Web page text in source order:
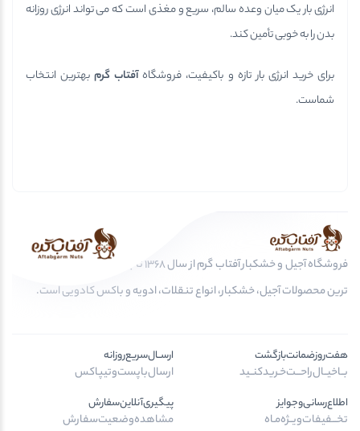
انرژی بار یک میان وعده سالم، سریع و مغذی است که می تواند انرژی روزانه
بدن را به خوبی تأمین کند.
برای خرید انرژی بار تازه و باکیفیت، فروشگاهآفتاب گرمبهترین انتخاب
شماست.
فروشگاه آجیل و خشکبار آفتاب گرم از سال 1368 تا به امروز، عرضه کننده مرغوب
ترین محصولات آجیل، خشکبار، انواع تنقلات، ادویه و باکس کادویی است.
هفت‌روز‌ضمانت‌بازگشت
بــا‌خیــال‌راحـــت‌خـرید‌کنــید
ارســال‌سریع‌روزانه
ارسال‌با‌پست‌و‌تیپاکس
اطلاع‌رسانی‌و‌جوایز
تخـــفیفات‌ویــژه‌مـاه
پیگیری‌آنلاین‌سفارش
مشاهده‌وضعیت‌سفارش